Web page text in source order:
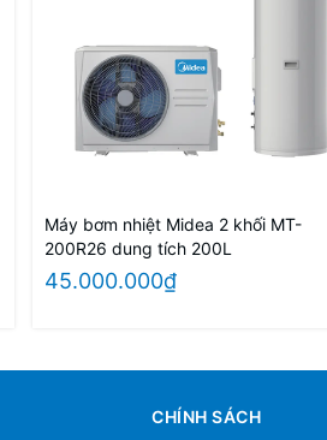
Máy bơm nhiệt Midea 2 khối MT-
200R26 dung tích 200L
45.000.000₫
CHÍNH SÁCH